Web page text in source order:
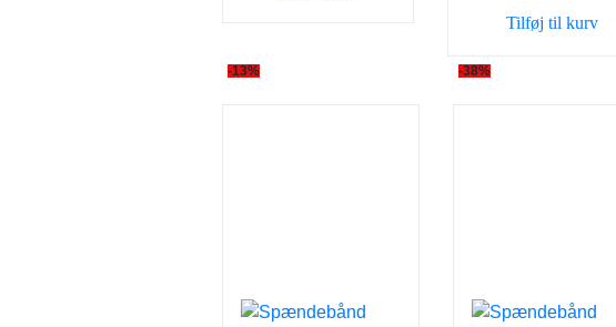
32,50 kr..
Tilføj til kurv
-13% -38%